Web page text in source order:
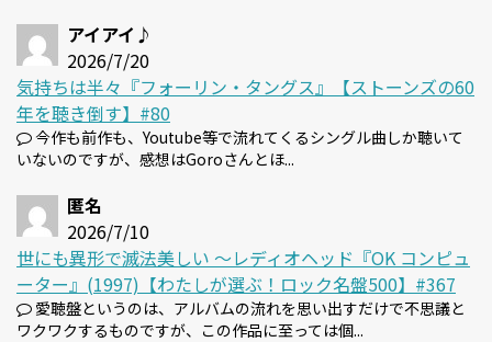
アイアイ♪
2026/7/20
気持ちは半々『フォーリン・タングス』【ストーンズの60
年を聴き倒す】#80
今作も前作も、Youtube等で流れてくるシングル曲しか聴いて
いないのですが、感想はGoroさんとほ...
匿名
2026/7/10
世にも異形で滅法美しい 〜レディオヘッド『OK コンピュ
ーター』(1997)【わたしが選ぶ！ロック名盤500】#367
愛聴盤というのは、アルバムの流れを思い出すだけで不思議と
ワクワクするものですが、この作品に至っては個...